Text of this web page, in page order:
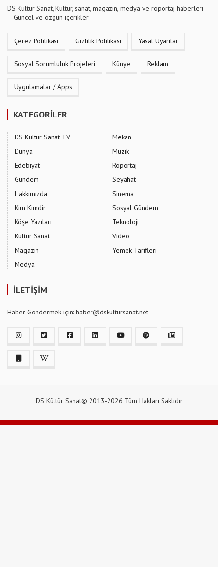
DS Kültür Sanat, Kültür, sanat, magazin, medya ve röportaj haberleri
– Güncel ve özgün içerikler
Çerez Politikası Gizlilik Politikası Yasal Uyarılar
Sosyal Sorumluluk Projeleri Künye Reklam
Uygulamalar / Apps
KATEGORİLER
DS Kültür Sanat TV
Dünya
Edebiyat
Gündem
Hakkımızda
Kim Kimdir
Köşe Yazıları
Kültür Sanat
Magazin
Medya
Mekan
Müzik
Röportaj
Seyahat
Sinema
Sosyal Gündem
Teknoloji
Video
Yemek Tarifleri
İLETİŞİM
Haber Göndermek için: haber@dskultursanat.net
DS Kültür Sanat© 2013-2026 Tüm Hakları Saklıdır